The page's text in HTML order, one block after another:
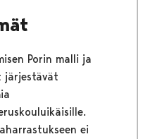
Porin malli ja
järjestävät
ei